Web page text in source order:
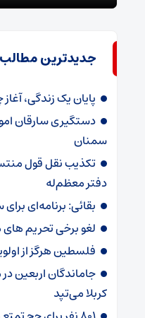
جدیدترین مطالب
پایان یک زندگی،
دستگیری سارقان
سمنان
تکذیب نقل قول
دفتر معظم‌له
بقائی: برنامه‌ای
لغو برخی تحریم های
فلسطین هرگز از
جاماندگان اربعین
کربلا می‌تپد